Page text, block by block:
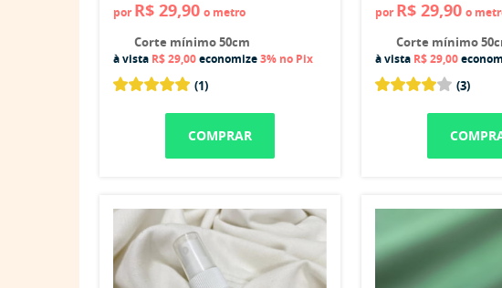
por R$ 29,90 o metro
Corte mínimo 50cm
à vista R$ 29,00economize3% no Pix
(1)
COMPRAR
por R$ 29,90 o
Corte mínimo
à vista R$ 29,00
(3)